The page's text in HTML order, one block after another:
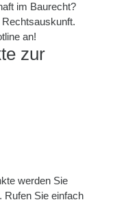
im Baurecht?
an!
zur
werden Sie
Rufen Sie einfach